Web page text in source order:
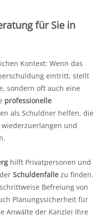
für Sie in
Kontext: Wenn das
eintritt, stellt
sondern oft auch eine
professionelle
als Schuldner helfen, die
und
hilft Privatpersonen und
Schuldenfalle zu finden.
Befreiung von
Planungssicherheit für
Anwälte der Kanzlei Ihre